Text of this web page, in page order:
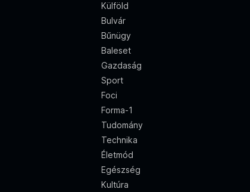
Külföld
Bulvár
Bűnügy
Baleset
Gazdaság
Sport
Foci
Forma-1
Tudomány
Technika
Életmód
Egészség
Kultúra